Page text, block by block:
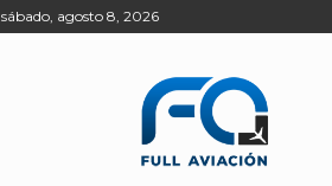
sábado, agosto 8, 2026